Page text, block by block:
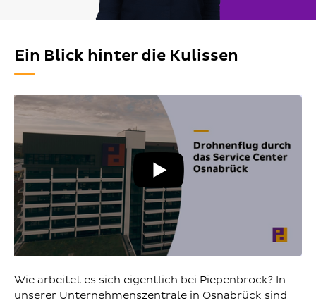
Ein Blick hinter die Kulissen
Wie arbeitet es sich eigentlich bei Piepenbrock? In
unserer Unternehmenszentrale in Osnabrück sind